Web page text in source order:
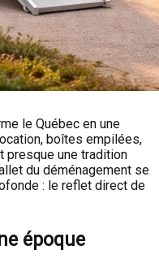
le Québec en une
boîtes empilées,
presque une tradition
du déménagement se
: le reflet direct de
époque